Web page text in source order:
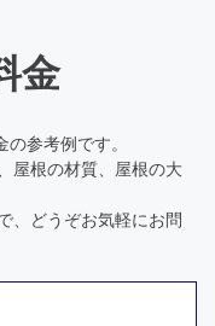
金
参考例です。
屋根の材質、屋根の大
、どうぞお気軽にお問